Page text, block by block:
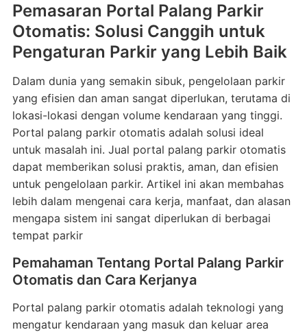
Pemasaran Portal Palang Parkir
Otomatis: Solusi Canggih untuk
Pengaturan Parkir yang Lebih Baik
Dalam dunia yang semakin sibuk, pengelolaan parkir
yang efisien dan aman sangat diperlukan, terutama di
lokasi-lokasi dengan volume kendaraan yang tinggi.
Portal palang parkir otomatis adalah solusi ideal
untuk masalah ini. Jual portal palang parkir otomatis
dapat memberikan solusi praktis, aman, dan efisien
untuk pengelolaan parkir. Artikel ini akan membahas
lebih dalam mengenai cara kerja, manfaat, dan alasan
mengapa sistem ini sangat diperlukan di berbagai
tempat parkir
Pemahaman Tentang Portal Palang Parkir
Otomatis dan Cara Kerjanya
Portal palang parkir otomatis adalah teknologi yang
mengatur kendaraan yang masuk dan keluar area